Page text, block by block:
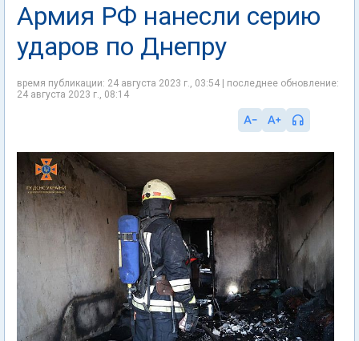
Армия РФ нанесли серию
ударов по Днепру
время публикации: 24 августа 2023 г., 03:54 | последнее обновление:
24 августа 2023 г., 08:14